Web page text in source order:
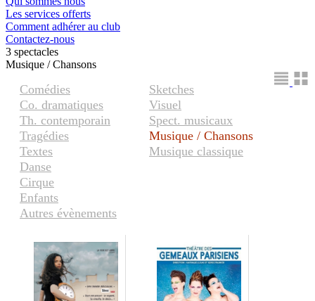
Les services offerts
Comment adhérer au club
Contactez-nous
3 spectacles
Musique / Chansons
Comédies
Co. dramatiques
Th. contemporain
Tragédies
Textes
Sketches
Visuel
Spect. musicaux
Musique / Chansons
Musique classique
Danse
Cirque
Enfants
Autres évènements